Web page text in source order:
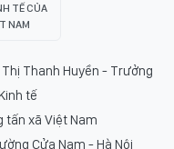
TẾ CỦA
NAM
Thị Thanh Huyền - Trưởng
tế
tấn xã Việt Nam
Cửa Nam - Hà Nội